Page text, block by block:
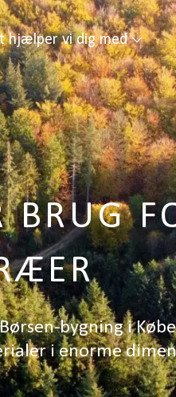
hjælper vi dig med
BRUG
bygning i
i enorme